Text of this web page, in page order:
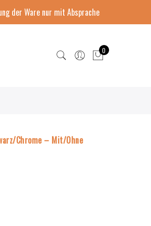
der Ware nur mit Absprache
0
Chrome – Mit/Ohne